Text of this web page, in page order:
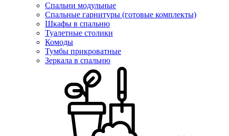
Спальни модульные
Спальные гарнитуры (готовые комплекты)
Шкафы в спальню
Туалетные столики
Комоды
Тумбы прикроватные
Зеркала в спальню